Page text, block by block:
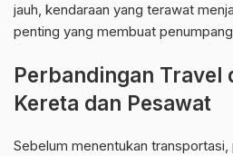
jauh, kendaraan yang terawat
penting yang membuat
Perbandingan Travel
Kereta dan Pesawat
Sebelum menentukan transportasi,